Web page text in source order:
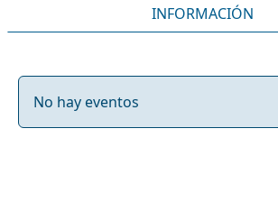
INFORMACIÓN
No hay eventos